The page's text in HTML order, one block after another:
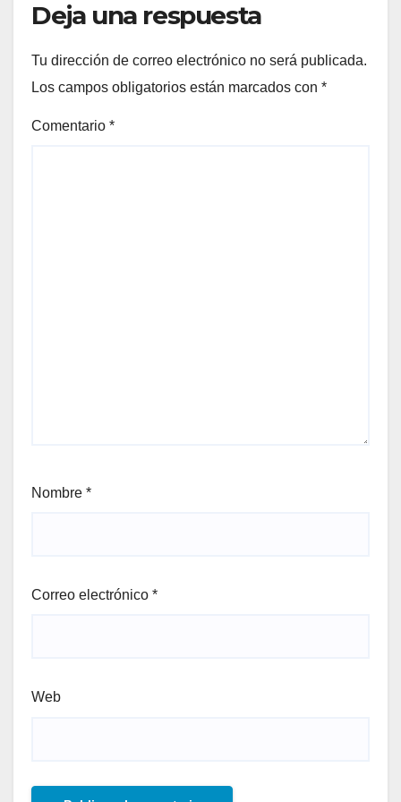
Deja una respuesta
Tu dirección de correo electrónico no será publicada.
Los campos obligatorios están marcados con *
Comentario *
Nombre *
Correo electrónico *
Web